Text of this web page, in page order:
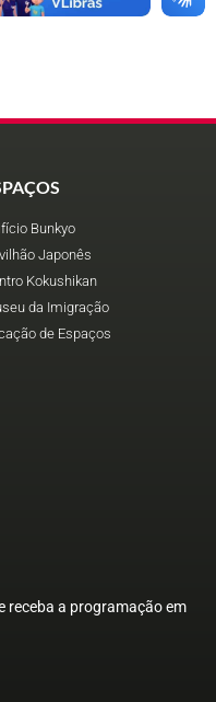
Bunkyo
Japonês
Kokushikan
da Imigração
de Espaços
receba a programação em